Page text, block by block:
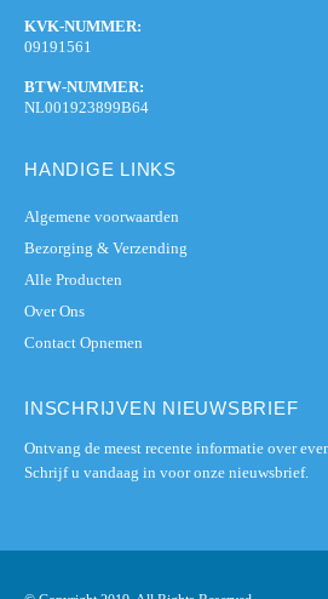
KVK-NUMMER:
09191561
BTW-NUMMER:
NL001923899B64
HANDIGE LINKS
Algemene voorwaarden
Bezorging & Verzending
Alle Producten
Over Ons
Contact Opnemen
INSCHRIJVEN NIEUWSBRIEF
Ontvang de meest recente informatie over
Schrijf u vandaag in voor onze nieuwsbrief.